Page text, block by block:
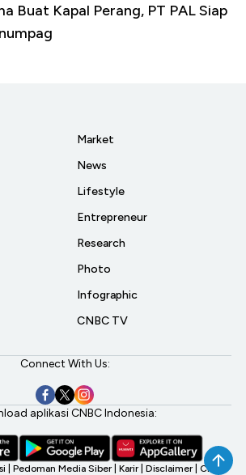
Buat Kapal Perang, PT PAL Siap
Market
News
Lifestyle
Entrepreneur
Research
Photo
Infographic
CNBC TV
Connect With Us:
aplikasi CNBC Indonesia:
Pedoman Media Siber Karir Disclaimer CNBC